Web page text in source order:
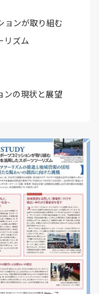
ンが取り組む
リズム
ンの現状と展望